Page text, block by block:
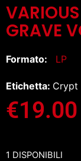
GRAVE
Formato: LP
Etichetta: Crypt
€19.00
1 DISPONIBILI